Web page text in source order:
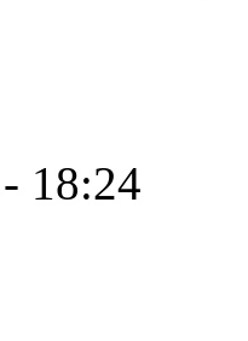
18:24